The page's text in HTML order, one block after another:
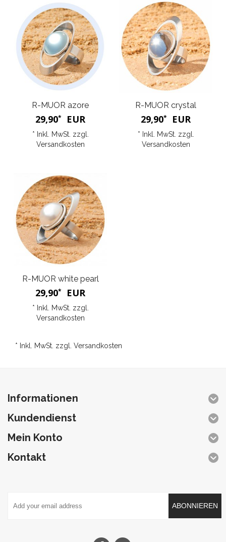
R-MUOR azore
29,90* EUR
* Inkl. MwSt. zzgl.
Versandkosten
R-MUOR crystal
29,90* EUR
* Inkl. MwSt. zzgl.
Versandkosten
R-MUOR white pearl
29,90* EUR
* Inkl. MwSt. zzgl.
Versandkosten
* Inkl. MwSt. zzgl. Versandkosten
Informationen
Kundendienst
Mein Konto
Kontakt
ABONNIEREN